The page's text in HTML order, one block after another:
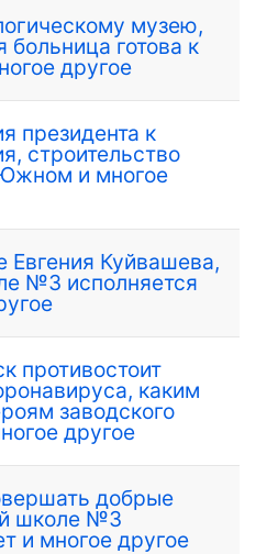
музею,
больница готова к
другое
президента к
строительство
и многое
Куйвашева,
№3 исполняется
противостоит
каким
заводского
другое
добрые
школе №3
и многое другое